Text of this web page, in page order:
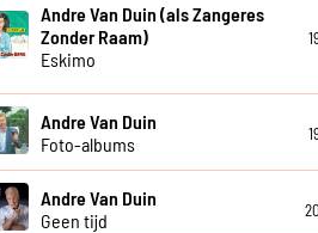
Andre Van Duin (als Zangeres
Zonder Raam)
Eskimo
Andre Van Duin
Foto-albums
Andre Van Duin
Geen tijd